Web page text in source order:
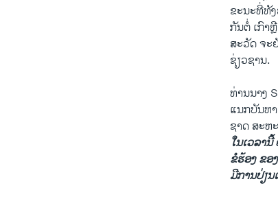
ຂະນະທີ່ທັ
ກັນຕໍ່ ເກົາ
ສະວັດ ຈະ
ຊ່ຽວຊານ.
ທ່ານນາງ
ແນກບັນຫ
ຊາດ ສະຫ
ໃນເວລາ
ຂໍຮ້ອງ ຂອ
ມີການປ່ຽນ